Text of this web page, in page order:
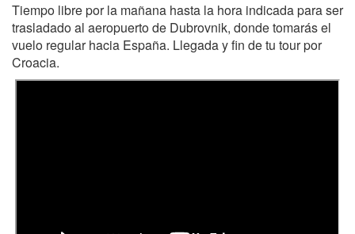
Tiempo libre por la mañana hasta la hora indicada para ser
trasladado al aeropuerto de Dubrovnik, donde tomarás el
vuelo regular hacia España. Llegada y fin de tu tour por
Croacia.